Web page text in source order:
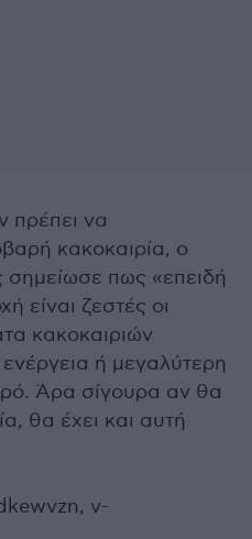
πρέπει να
κακοκαιρία, ο
πως «επειδή
είναι ζεστές οι
κακοκαιριών
ή μεγαλύτερη
Άρα σίγουρα αν θα
θα έχει και αυτή
v-